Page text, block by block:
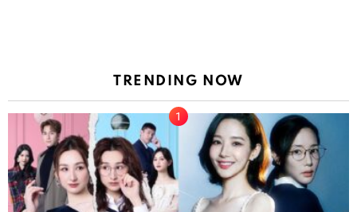
TRENDING NOW